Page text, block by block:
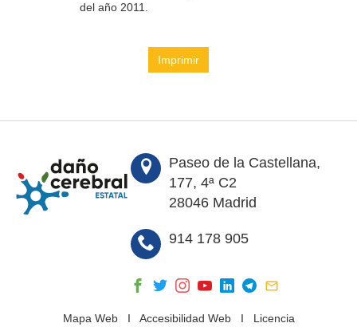
del año 2011.
Imprimir
Paseo de la Castellana,
177, 4ª C2
28046 Madrid
914 178 905
Mapa WebI Accesibilidad WebI Licencia